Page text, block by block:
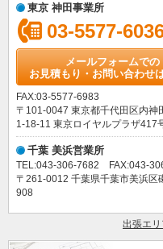
東京 神田事業所
03-5577-
メールフォームでの
お見積もり・お問い合わせ
FAX:03-5577-6983
〒101-0047 東京都千代田区内神
1-18-11 東京ロイヤルプラザ417
千葉 美浜営業所
TEL:043-306-7682 FAX:043-
〒261-0012 千葉県千葉市美浜区
908
出張エ